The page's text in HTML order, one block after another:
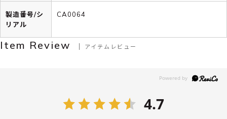
製造番号/シ
リアル
CA0064
Item Review アイテムレビュー
4.7